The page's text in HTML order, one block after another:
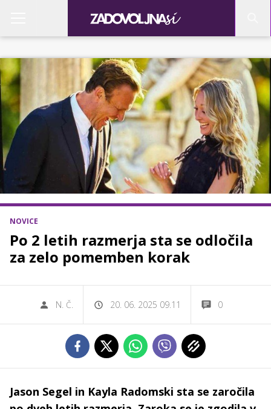
NOVICE
Po 2 letih razmerja sta se odločila
za zelo pomemben korak
N. Č. 20. 06. 2025 09.11 0
Jason Segel in Kayla Radomski sta se zaročila